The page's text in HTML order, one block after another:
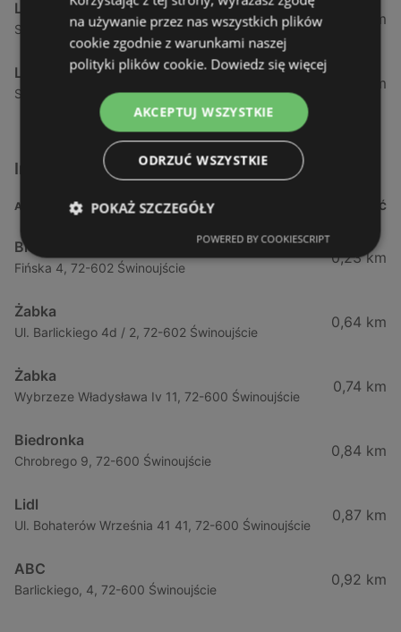
Lewiatan
Strzelecka 12 F, 72-400 Kamień Pomorski
34,13 km
Lewiatan
Szczecińska 12, 72-400 Kamień Pomorski
34,42 km
Inne sklepy Supermarkety w pobliżu
ADRES ODLEGŁOŚĆ
Biedronka
Fińska 4, 72-602 Świnoujście
0,23 km
Żabka
Ul. Barlickiego 4d / 2, 72-602 Świnoujście
0,64 km
Żabka
Wybrzeze Władysława Iv 11, 72-600 Świnoujście
0,74 km
Biedronka
Chrobrego 9, 72-600 Świnoujście
0,84 km
Lidl
Ul. Bohaterów Września 41 41, 72-600 Świnoujście
0,87 km
ABC
Barlickiego, 4, 72-600 Świnoujście
0,92 km
na używanie przez nas wszystkich plików
cookie zgodnie z warunkami naszej
polityki plików cookie. Dowiedz się więcej
AKCEPTUJ WSZYSTKIE
ODRZUĆ WSZYSTKIE
POKAŻ SZCZEGÓŁY
POWERED BY COOKIESCRIPT